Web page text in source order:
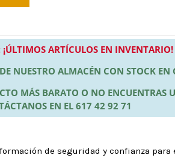
¡ÚLTIMOS ARTÍCULOS EN INVENTARIO!
NUESTRO ALMACÉN CON STOCK EN
MÁS BARATO O NO ENCUENTRAS
EN EL 617 42 92 71
de seguridad y confianza para